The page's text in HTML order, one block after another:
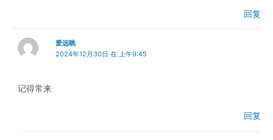
回复
爱远眺
2024年12月30日 在 上午9:45
记得常来
回复